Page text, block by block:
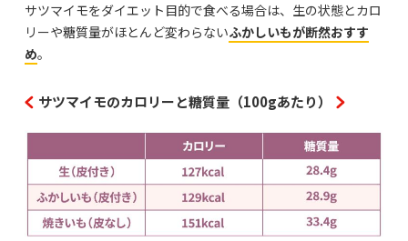
サツマイモをダイエット目的で食べる場合は、生の状態とカロ
リーや糖質量がほとんど変わらないふかしいもが断然おすす
め。
サツマイモのカロリーと糖質量（100gあたり）